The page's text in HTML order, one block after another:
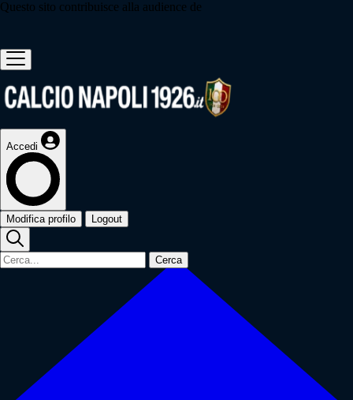
Questo sito contribuisce alla audience de
Accedi
Modifica profilo Logout
Cerca